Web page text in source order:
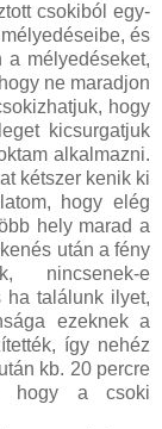
csokiból egy-
és
a mélyedéseket,
ne maradjon
hogy
kicsurgatjuk
alkalmazni.
kétszer kenik ki
hogy elég
hely marad a
után a fény
nincsenek-e
ha találunk ilyet,
ezeknek a
így nehéz
kb. 20 percre
hogy a csoki